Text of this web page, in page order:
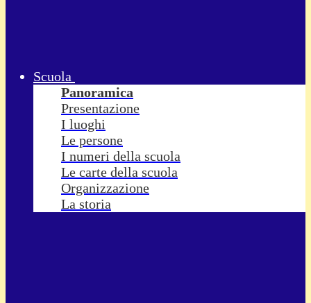
Scuola
Panoramica
Presentazione
I luoghi
Le persone
I numeri della scuola
Le carte della scuola
Organizzazione
La storia